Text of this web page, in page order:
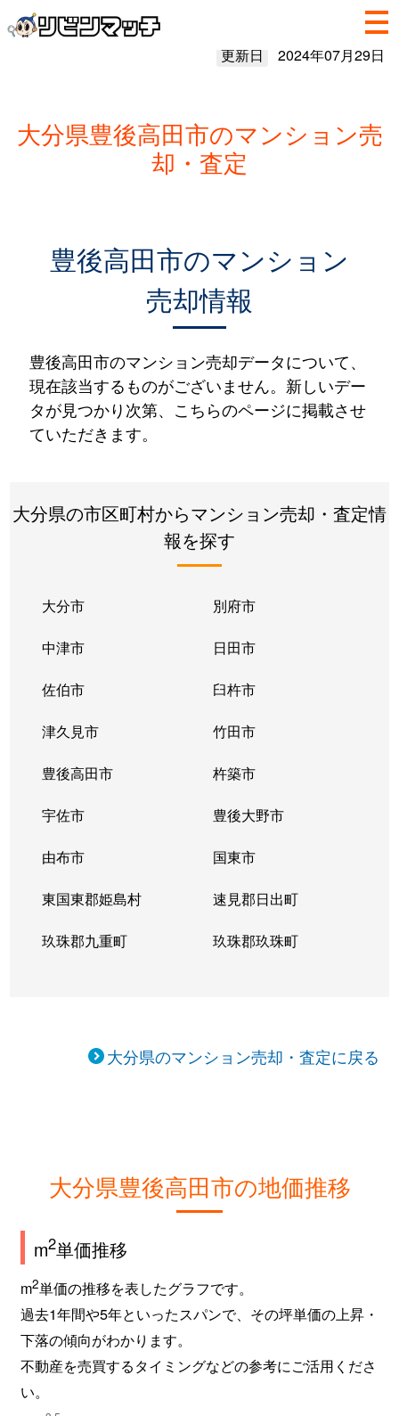
更新日 2024年07月29日
大分県豊後高田市のマンション売
却・査定
豊後高田市のマンション
売却情報
豊後高田市のマンション売却データについて、
現在該当するものがございません。新しいデー
タが見つかり次第、こちらのページに掲載させ
ていただきます。
大分県の市区町村からマンション売却・査定情
報を探す
大分市 別府市
中津市 日田市
佐伯市 臼杵市
津久見市 竹田市
豊後高田市 杵築市
宇佐市 豊後大野市
由布市 国東市
東国東郡姫島村 速見郡日出町
玖珠郡九重町 玖珠郡玖珠町
大分県のマンション売却・査定に戻る
大分県豊後高田市の地価推移
m2単価推移
m2単価の推移を表したグラフです。
過去1年間や5年といったスパンで、その坪単価の上昇・
下落の傾向がわかります。
不動産を売買するタイミングなどの参考にご活用くださ
い。